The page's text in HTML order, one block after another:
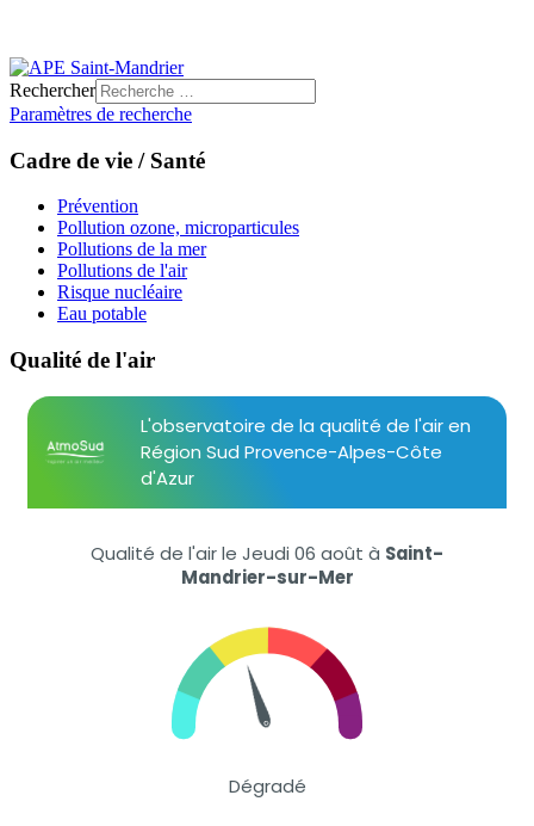
Rechercher
Paramètres de recherche
Cadre de vie / Santé
Prévention
Pollution ozone, microparticules
Pollutions de la mer
Pollutions de l'air
Risque nucléaire
Eau potable
Qualité de l'air